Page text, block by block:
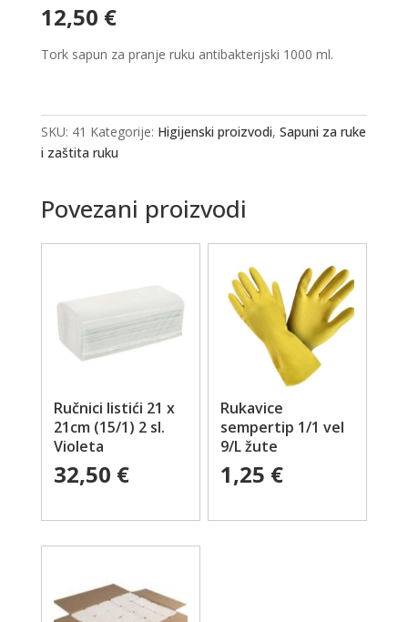
12,50 €
Tork sapun za pranje ruku antibakterijski 1000 ml.
SKU: 41 Kategorije: Higijenski proizvodi, Sapuni za ruke
i zaštita ruku
Povezani proizvodi
Ručnici listići 21 x
21cm (15/1) 2 sl.
Violeta
32,50 €
Rukavice
sempertip 1/1 vel
9/L žute
1,25 €